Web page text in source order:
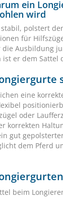
ein
wird
polstert
für
die Ausbildung
er dem Sattel
eine
oder
korrekten
gut
dem Pferd
beim